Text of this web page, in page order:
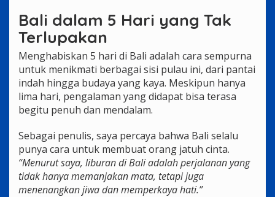
Bali dalam 5 Hari yang Tak
Terlupakan
Menghabiskan 5 hari di Bali adalah cara sempurna
untuk menikmati berbagai sisi pulau ini, dari pantai
indah hingga budaya yang kaya. Meskipun hanya
lima hari, pengalaman yang didapat bisa terasa
begitu penuh dan mendalam.
Sebagai penulis, saya percaya bahwa Bali selalu
punya cara untuk membuat orang jatuh cinta.
“Menurut saya, liburan di Bali adalah perjalanan yang
tidak hanya memanjakan mata, tetapi juga
menenangkan jiwa dan memperkaya hati.”